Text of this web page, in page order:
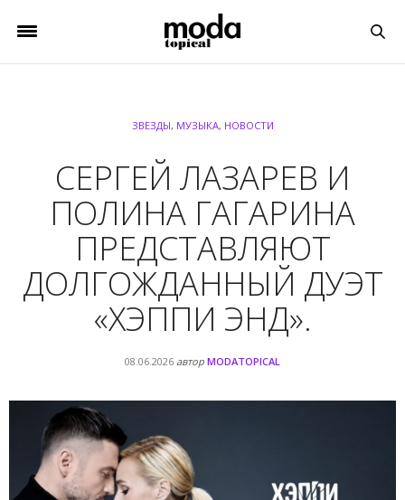
ЗВЕЗДЫ, МУЗЫКА, НОВОСТИ
СЕРГЕЙ ЛАЗАРЕВ И
ПОЛИНА ГАГАРИНА
ПРЕДСТАВЛЯЮТ
ДОЛГОЖДАННЫЙ ДУЭТ
«ХЭППИ ЭНД».
08.06.2026 автор MODATOPICAL